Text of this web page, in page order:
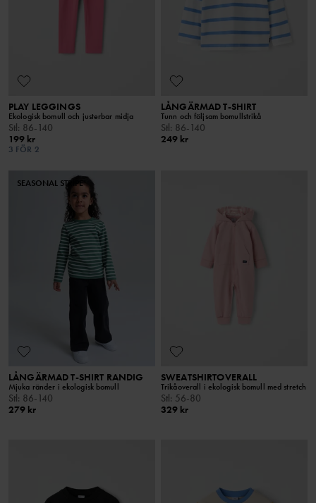
PLAY LEGGINGS
Ekologisk bomull och justerbar midja
Stl: 86-140
199 kr
3 FÖR 2
LÅNGÄRMAD T-SHIRT
Tunn och följsam bomullstrikå
Stl: 86-140
249 kr
SEASONAL STRIPE
LÅNGÄRMAD T-SHIRT RANDIG
Mjuka ränder i ekologisk bomull
Stl: 86-140
279 kr
SWEATSHIRTOVERALL
Trikåoverall i ekologisk bomull med stretch
Stl: 56-80
329 kr